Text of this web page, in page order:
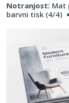
Notranjost: Mat
barvni tisk (4/4)